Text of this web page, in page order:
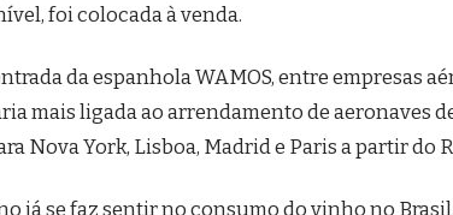
foi colocada à venda.
da espanhola WAMOS, entre empresas
mais ligada ao arrendamento de aeronaves
Nova York, Lisboa, Madrid e Paris a partir do
já se faz sentir no consumo do vinho no